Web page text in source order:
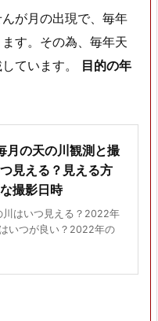
が月の出現で、毎年
す。その為、毎年天
ています。 目的の年
月の天の川観測と撮
見える？見える方
撮影日時
はいつ見える？2022年
いつが良い？2022年の